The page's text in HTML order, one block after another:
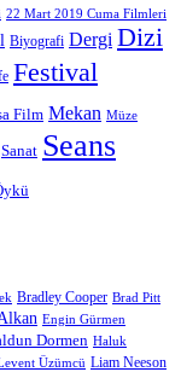
22 Mart 2019 Cuma Filmleri
Biyografi Dergi Dizi
Festival
Film Mekan Müze
Sanat Seans
Bradley Cooper Brad Pitt
Engin Gürmen
Dormen Haluk
Üzümcü Liam Neeson